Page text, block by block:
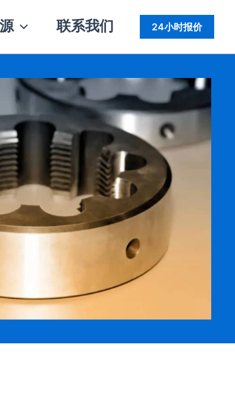
联系我们 24小时报价